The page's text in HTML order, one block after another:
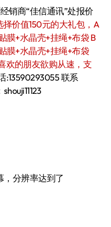
商“佳信通讯”处报价
择价值150元的大礼包，A
膜+水晶壳+挂绳+布袋 B
膜+水晶壳+挂绳+布袋
欢的朋友欲购从速，支
:13590293055 联系
，分辨率达到了